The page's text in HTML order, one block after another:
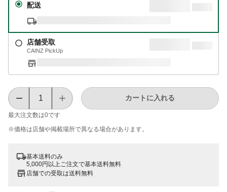
配送
店舗受取
CAINZ PickUp
最大注文数は0です
カートに入れる
※価格は​店舗や​掲載場所で​異なる​場合が​あります。
基本送料のみ
5,000円以上ご注文で基本送料無料
店舗での受取は送料無料